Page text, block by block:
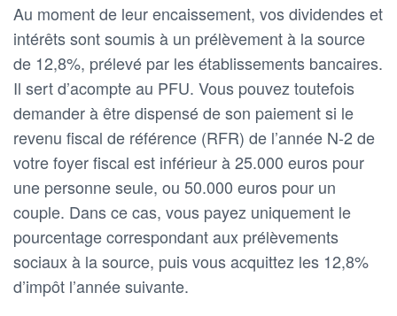
Au moment de leur encaissement, vos dividendes et
intérêts sont soumis à un prélèvement à la source
de 12,8%, prélevé par les établissements bancaires.
Il sert d’acompte au PFU. Vous pouvez toutefois
demander à être dispensé de son paiement si le
revenu fiscal de référence (RFR) de l’année N-2 de
votre foyer fiscal est inférieur à 25.000 euros pour
une personne seule, ou 50.000 euros pour un
couple. Dans ce cas, vous payez uniquement le
pourcentage correspondant aux prélèvements
sociaux à la source, puis vous acquittez les 12,8%
d’impôt l’année suivante.